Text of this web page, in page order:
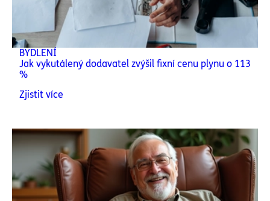
BYDLENÍ
Jak vykutálený dodavatel zvýšil fixní cenu plynu o 113
%
Zjistit více